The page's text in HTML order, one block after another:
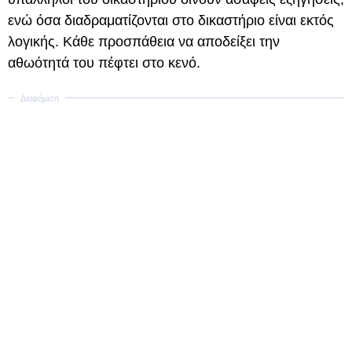
ενώ όσα διαδραματίζονται στο δικαστήριο είναι εκτός
λογικής. Κάθε προσπάθεια να αποδείξει την
αθωότητά του πέφτει στο κενό.